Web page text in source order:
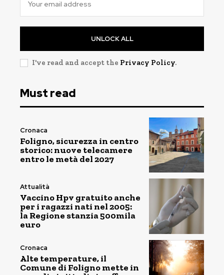
UNLOCK ALL
I've read and accept the Privacy Policy.
Must read
Cronaca
Foligno, sicurezza in centro
storico: nuove telecamere
entro le metà del 2027
Attualità
Vaccino Hpv gratuito anche
per i ragazzi nati nel 2005:
la Regione stanzia 500mila
euro
Cronaca
Alte temperature, il
Comune di Foligno mette in